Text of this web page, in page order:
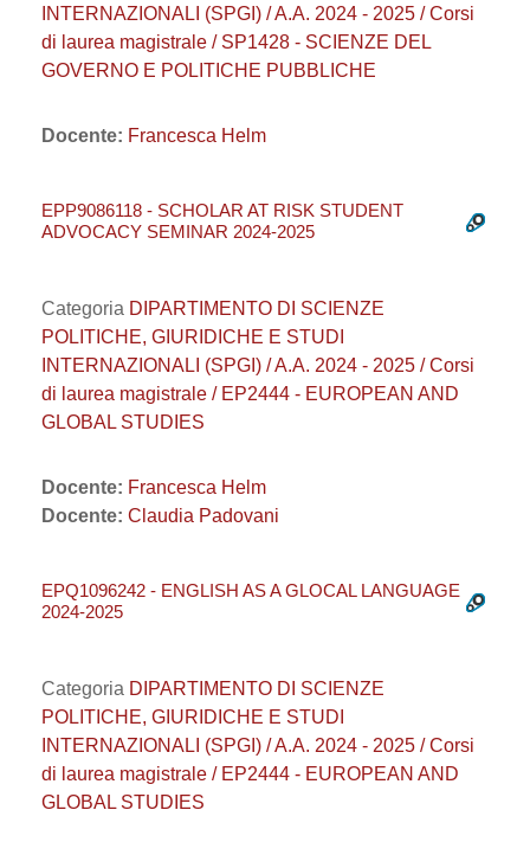
INTERNAZIONALI (SPGI) / A.A. 2024 - 2025 / Corsi
di laurea magistrale / SP1428 - SCIENZE DEL
GOVERNO E POLITICHE PUBBLICHE
Docente: Francesca Helm
EPP9086118 - SCHOLAR AT RISK STUDENT
ADVOCACY SEMINAR 2024-2025
Categoria DIPARTIMENTO DI SCIENZE
POLITICHE, GIURIDICHE E STUDI
INTERNAZIONALI (SPGI) / A.A. 2024 - 2025 / Corsi
di laurea magistrale / EP2444 - EUROPEAN AND
GLOBAL STUDIES
Docente: Francesca Helm
Docente: Claudia Padovani
EPQ1096242 - ENGLISH AS A GLOCAL LANGUAGE
2024-2025
Categoria DIPARTIMENTO DI SCIENZE
POLITICHE, GIURIDICHE E STUDI
INTERNAZIONALI (SPGI) / A.A. 2024 - 2025 / Corsi
di laurea magistrale / EP2444 - EUROPEAN AND
GLOBAL STUDIES